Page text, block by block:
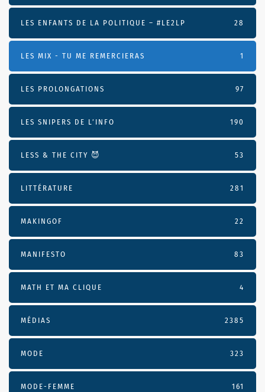
LES ENFANTS DE LA POLITIQUE – #LE2LP 28
LES MIX - TU ME REMERCIERAS 1
LES PROLONGATIONS 97
LES SNIPERS DE L’INFO 190
LESS & THE CITY 😈 53
LITTÉRATURE 281
MAKINGOF 22
MANIFESTO 83
MATH ET MA CLIQUE 4
MÉDIAS 2385
MODE 323
MODE-FEMME 161